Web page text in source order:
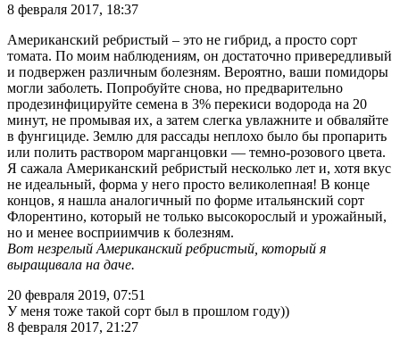
8 февраля 2017, 18:37
Американский ребристый – это не гибрид, а просто сорт
томата. По моим наблюдениям, он достаточно привередливый
и подвержен различным болезням. Вероятно, ваши помидоры
могли заболеть. Попробуйте снова, но предварительно
продезинфицируйте семена в 3% перекиси водорода на 20
минут, не промывая их, а затем слегка увлажните и обваляйте
в фунгициде. Землю для рассады неплохо было бы пропарить
или полить раствором марганцовки — темно-розового цвета.
Я сажала Американский ребристый несколько лет и, хотя вкус
не идеальный, форма у него просто великолепная! В конце
концов, я нашла аналогичный по форме итальянский сорт
Флорентино, который не только высокорослый и урожайный,
но и менее восприимчив к болезням.
Вот незрелый Американский ребристый, который я
выращивала на даче.
20 февраля 2019, 07:51
У меня тоже такой сорт был в прошлом году))
8 февраля 2017, 21:27